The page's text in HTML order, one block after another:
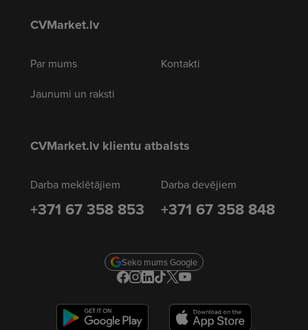
CVMarket.lv
Par mums
Jaunumi un raksti
Kontakti
CVMarket.lv klientu atbalsts
Darba meklētājiem
+371 67 358 853
Darba devējiem
+371 67 358 848
Seko mums Google